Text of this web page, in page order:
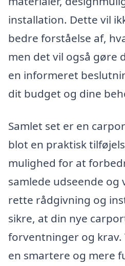
installation. Dette vil
bedre forståelse af,
men det vil også
en informeret
dit budget og dine
Samlet set er en
blot en praktisk
mulighed for at
samlede udseende
rette rådgivning og
sikre, at din nye
forventninger og krav.
en smartere og mere